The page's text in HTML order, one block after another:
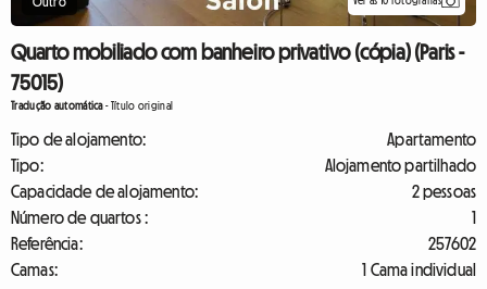
Quarto mobiliado com banheiro privativo (cópia) (Paris -
75015)
Tradução automática-Título original
Tipo de alojamento:
Apartamento
Tipo:
Alojamento partilhado
Capacidade de alojamento:
2 pessoas
Número de quartos :
1
Referência:
257602
Camas:
1 Cama individual